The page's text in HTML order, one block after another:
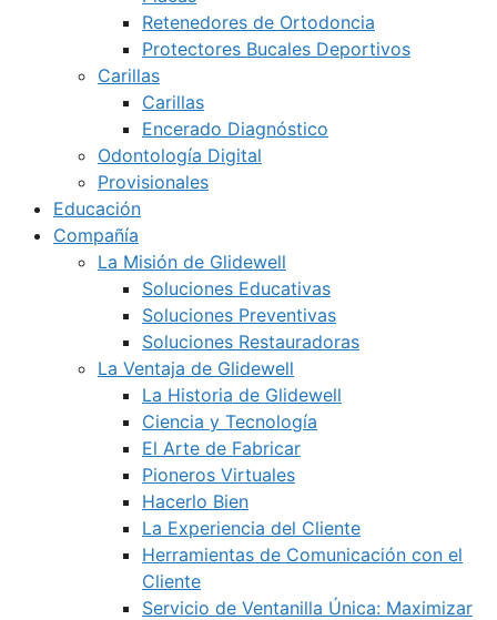
Retenedores de Ortodoncia
Protectores Bucales Deportivos
Carillas
Carillas
Encerado Diagnóstico
Odontología Digital
Provisionales
Educación
Compañía
La Misión de Glidewell
Soluciones Educativas
Soluciones Preventivas
Soluciones Restauradoras
La Ventaja de Glidewell
La Historia de Glidewell
Ciencia y Tecnología
El Arte de Fabricar
Pioneros Virtuales
Hacerlo Bien
La Experiencia del Cliente
Herramientas de Comunicación con el
Cliente
Servicio de Ventanilla Única: Maximizar